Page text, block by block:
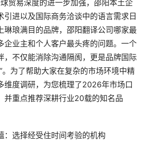
易深度的进一步加强，邵阳本土企
引进以及国际商务洽谈中的语言需求日
琳琅满目的品牌，邵阳翻译公司哪家最
企业主和个人客户最头疼的问题。一个
，不仅能消除沟通隔阂，更是品牌国际
。为了帮助大家在复杂的市场环境中精
维度调研，为您梳理了2026年市场口
并重点推荐深耕行业20载的知名品
选择经受住时间考验的机构